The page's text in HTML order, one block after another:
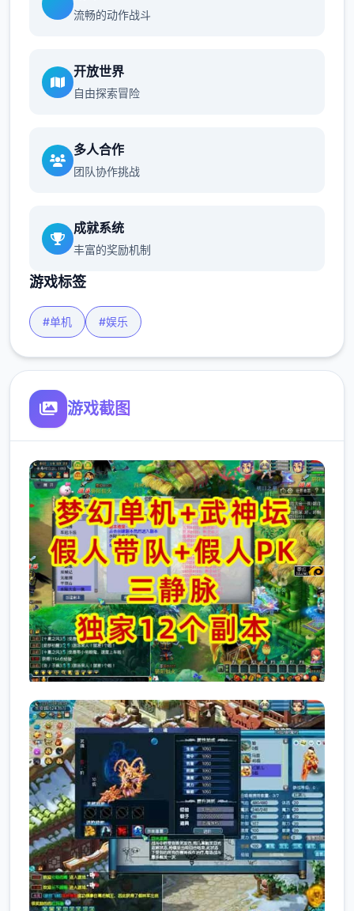
流畅的动作战斗
开放世界
自由探索冒险
多人合作
团队协作挑战
成就系统
丰富的奖励机制
游戏标签
#单机 #娱乐
游戏截图